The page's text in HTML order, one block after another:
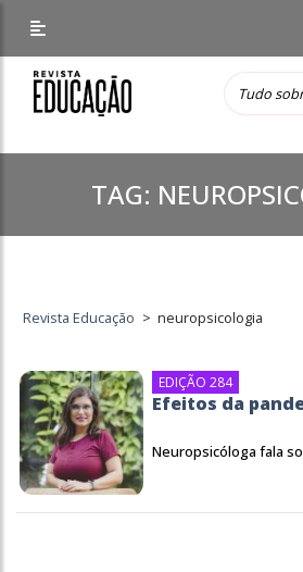
TAG:
Revista Educação > neuropsicologia
EDIÇÃO 284
Efeitos da
Neuropsicóloga fala